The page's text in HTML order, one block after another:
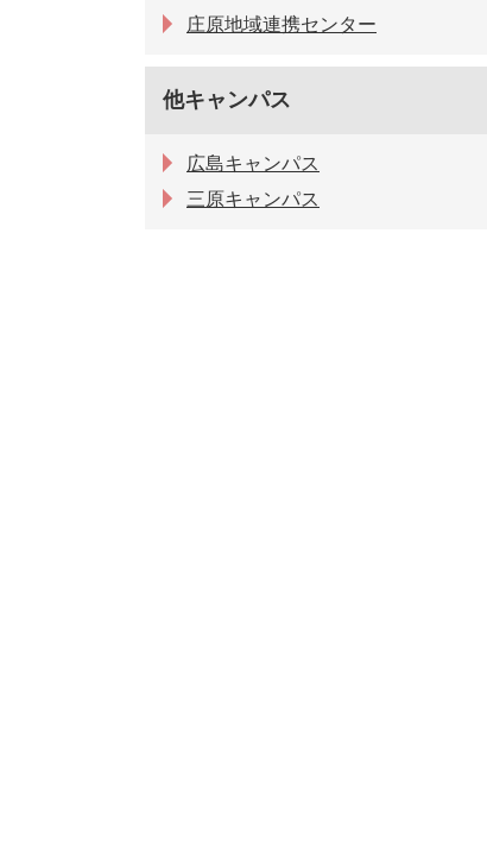
庄原地域連携センター
他キャンパス
広島キャンパス
三原キャンパス